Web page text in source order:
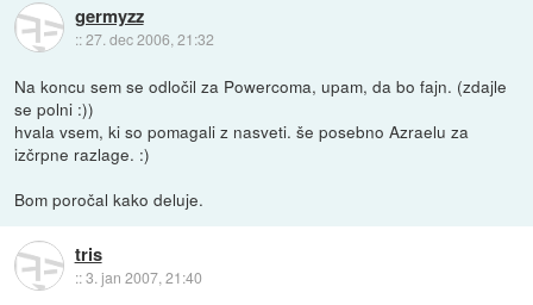
germyzz
::27. dec 2006, 21:32
Na koncu sem se odločil za Powercoma, upam, da bo fajn. (zdajle
se polni :))
hvala vsem, ki so pomagali z nasveti. še posebno Azraelu za
izčrpne razlage. :)
Bom poročal kako deluje.
tris
::3. jan 2007, 21:40